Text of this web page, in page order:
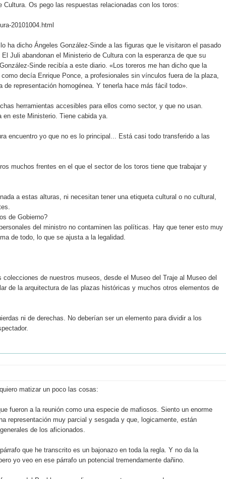
Os pego las respuestas relacionadas con los toros:
20101004.html
ha dicho Ángeles González-Sinde a las figuras que le visitaron el pasado
Juli abandonan el Ministerio de Cultura con la esperanza de que su
Sinde recibía a este diario. «Los toreros me han dicho que la
decía Enrique Ponce, a profesionales sin vínculos fuera de la plaza,
representación homogénea. Y tenerla hace más fácil todo».
herramientas accesibles para ellos como sector, y que no usan.
este Ministerio. Tiene cabida ya.
encuentro yo que no es lo principal... Está casi todo transferido a las
muchos frentes en el que el sector de los toros tiene que trabajar y
a estas alturas, ni necesitan tener una etiqueta cultural o no cultural,
de Gobierno?
del ministro no contaminen las políticas. Hay que tener esto muy
de todo, lo que se ajusta a la legalidad.
de nuestros museos, desde el Museo del Traje al Museo del
de la arquitectura de las plazas históricas y muchos otros elementos de
ni de derechas. No deberían ser un elemento para dividir a los
matizar un poco las cosas:
fueron a la reunión como una especie de mafiosos. Siento un enorme
representación muy parcial y sesgada y que, logicamente, están
de los aficionados.
que he transcrito es un bajonazo en toda la regla. Y no da la
yo veo en ese párrafo un potencial tremendamente dañino.